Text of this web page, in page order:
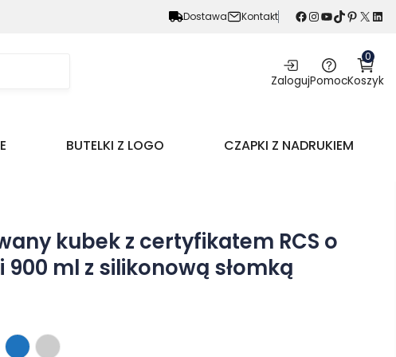
Dostawa Kontakt Facebook InstagramYouTube TikTok Pinterest X LinkedIn
ZalogujPomoc
0
Koszyk
BUTELKI Z LOGO CZAPKI Z NADRUKIEM
kubek z certyfikatem RCS o
ml z silikonową słomką